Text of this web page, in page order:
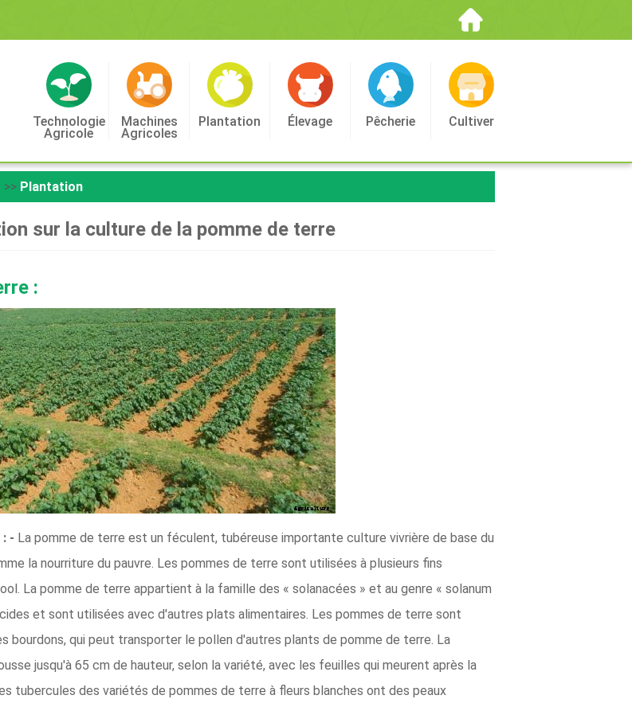
Technologie
Agricole
Machines
Agricoles
Plantation Élevage Pêcherie Cultiver
>> Plantation
sur la culture de la pomme de terre
:
- La pomme de terre est un féculent, tubéreuse importante culture vivrière de base du
la nourriture du pauvre. Les pommes de terre sont utilisées à plusieurs fins
La pomme de terre appartient à la famille des « solanacées » et au genre « solanum
et sont utilisées avec d'autres plats alimentaires. Les pommes de terre sont
bourdons, qui peut transporter le pollen d'autres plants de pomme de terre. La
jusqu'à 65 cm de hauteur, selon la variété, avec les feuilles qui meurent après la
tubercules des variétés de pommes de terre à fleurs blanches ont des peaux